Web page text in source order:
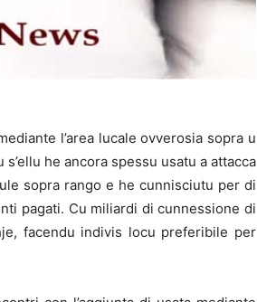
l’area lucale ovverosia sopra u
he ancora spessu usatu a attacca
sopra rango e he cunnisciutu per di
pagati. Cu miliardi di cunnessione di
facendu indivis locu preferibile per